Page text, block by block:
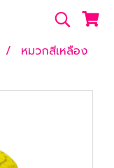
หมวกสีเหลือง